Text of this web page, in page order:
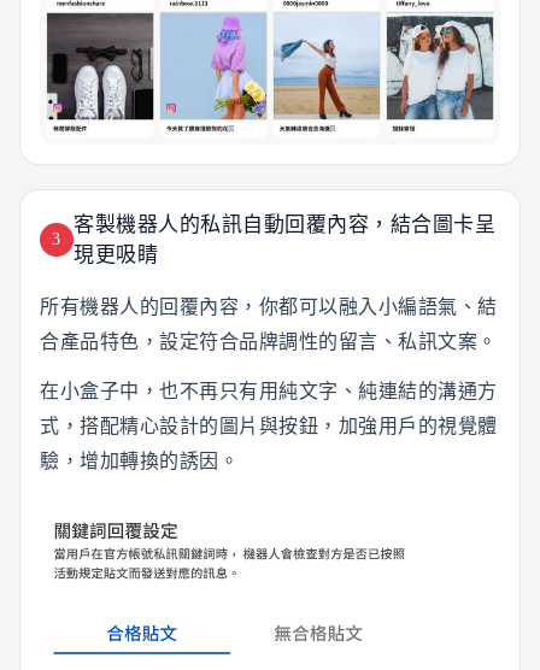
3
客製機器人的私訊自動回覆內容，結合圖卡呈
現更吸睛
所有機器人的回覆內容，你都可以融入小編語氣、結
合產品特色，設定符合品牌調性的留言、私訊文案。
在小盒子中，也不再只有用純文字、純連結的溝通方
式，搭配精心設計的圖片與按鈕，加強用戶的視覺體
驗，增加轉換的誘因。